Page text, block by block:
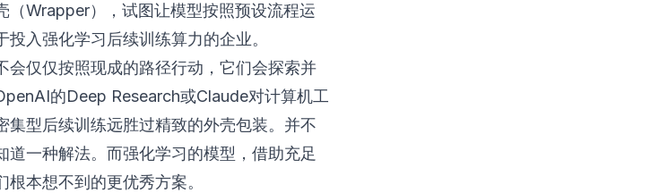
（Wrapper），试图让模型按照预设流程运
入强化学习后续训练算力的企业。
会仅仅按照现成的路径行动，它们会探索并
的Deep Research或Claude对计算机工
集型后续训练远胜过精致的外壳包装。并不
道一种解法。而强化学习的模型，借助充足
本想不到的更优秀方案。